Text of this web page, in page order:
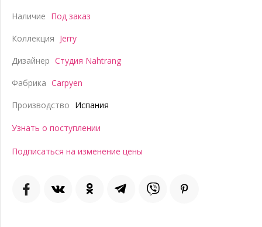
Наличие Под заказ
Коллекция Jerry
Дизайнер Студия Nahtrang
Фабрика Carpyen
Производство Испания
Узнать о поступлении
Подписаться на изменение цены